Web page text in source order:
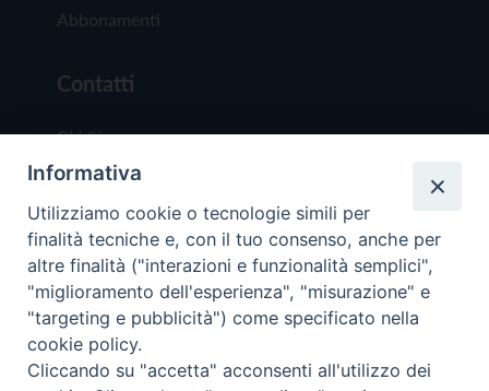
Abbonamenti
Contatti
Chi Siamo
Redazione
Scrivici
Copyright © 2019 - Tutti i diritti riservati - Vita
Trentina Editrice
Informativa
Utilizziamo cookie o tecnologie simili per
finalità tecniche e, con il tuo consenso, anche per
altre finalità ("interazioni e funzionalità semplici",
"miglioramento dell'esperienza", "misurazione" e
"targeting e pubblicità") come specificato nella
cookie policy.
Cliccando su "accetta" acconsenti all'utilizzo dei